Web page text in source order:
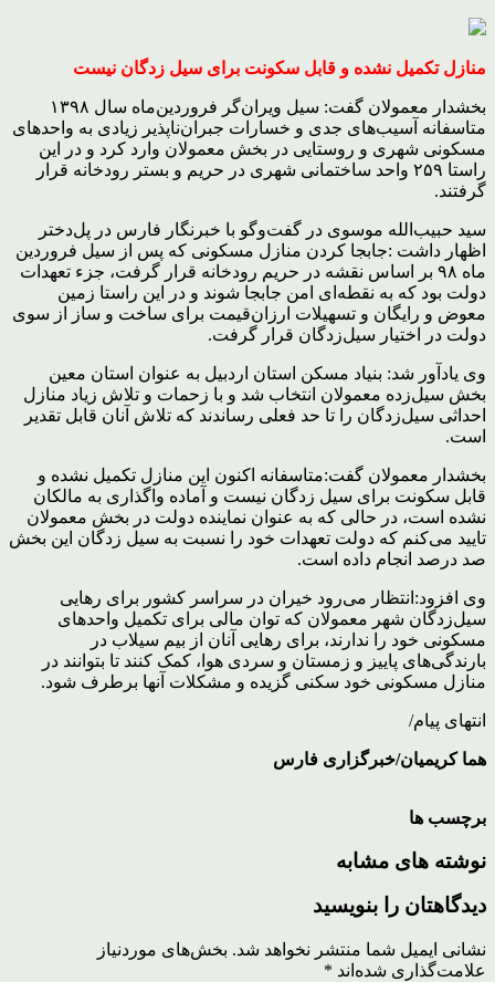
منازل تکمیل نشده و قابل سکونت برای سیل زدگان نیست
بخشدار معمولان گفت: سیل ویران‌گر فروردین‌ماه سال ۱۳۹۸
متاسفانه آسیب‌های جدی و خسارات جبران‌ناپذیر زیادی به واحدهای
مسکونی شهری و روستایی در بخش معمولان وارد کرد و در این
راستا ۲۵۹ واحد ساختمانی شهری در حریم و بستر رودخانه قرار
گرفتند.
سید حبیب‌الله موسوی در گفت‌وگو با خبرنگار فارس در پل‌دختر
اظهار داشت :جابجا کردن منازل مسکونی که پس از سیل فروردین
ماه ۹۸ بر اساس نقشه در حریم رودخانه قرار گرفت، جزء تعهدات
دولت بود که به نقطه‌ا‌ی امن جابجا شوند و در این راستا زمین
معوض و رایگان و تسهیلات ارزان‌قیمت برای ساخت و ساز از سوی
دولت در اختیار سیل‌زدگان قرار گرفت.
وی یادآور شد: بنیاد مسکن استان اردبیل به عنوان استان معین
بخش سیل‌زده معمولان انتخاب شد و با زحمات و تلاش زیاد منازل
احداثی سیل‌زدگان را تا حد فعلی رساندند که تلاش آنان قابل تقدیر
است.
بخشدار معمولان گفت:متاسفانه اکنون این منازل تکمیل نشده و
قابل سکونت برای سیل زدگان نیست و آماده واگذاری به مالکان
نشده است، در حالی که به عنوان نماینده دولت در بخش معمولان
تایید می‌کنم که دولت تعهدات خود را نسبت به سیل زدگان این بخش
صد درصد انجام داده است.
وی افزود:انتظار می‌رود خیران در سراسر کشور برای رهایی
سیل‌زدگان شهر معمولان که توان مالی برای تکمیل واحدهای
مسکونی خود را ندارند، برای رهایی آنان از بیم سیلاب در
بارندگی‌های پاییز و زمستان و سردی هوا، کمک کنند تا بتوانند در
منازل مسکونی خود سکنی گزیده و مشکلات آنها برطرف شود.
انتهای پیام/
هما کریمیان/خبرگزاری فارس
برچسب ها
نوشته های مشابه
دیدگاهتان را بنویسید
نشانی ایمیل شما منتشر نخواهد شد. بخش‌های موردنیاز
علامت‌گذاری شده‌اند *